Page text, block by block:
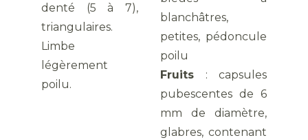
denté (5 à 7),
triangulaires.
Limbe
légèrement
poilu.
blanchâtres,
petites, pédoncule
poilu
Fruits : capsules
pubescentes de 6
mm de diamètre,
glabres, contenant